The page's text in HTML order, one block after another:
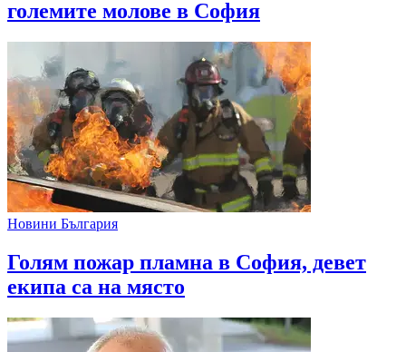
големите молове в София
Новини България
Голям пожар пламна в София, девет
екипа са на място